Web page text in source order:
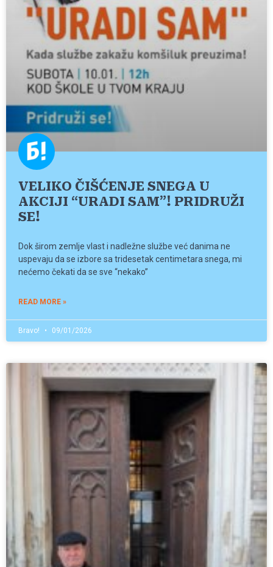
VELIKO ČIŠĆENJE SNEGA U
AKCIJI “URADI SAM”! PRIDRUŽI
SE!
Dok širom zemlje vlast i nadležne službe već danima ne
uspevaju da se izbore sa tridesetak centimetara snega, mi
nećemo čekati da se sve “nekako”
READ MORE »
Bravo! 09/01/2026